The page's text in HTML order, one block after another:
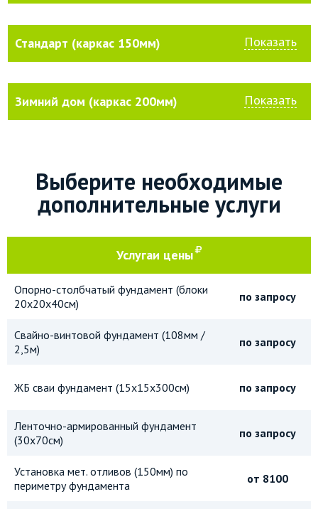
Стандарт (каркас 150мм) Показать
Зимний дом (каркас 200мм) Показать
Выберите необходимые
дополнительные услуги
Услугаи цены
Опорно-столбчатый фундамент (блоки
20х20х40см)
по запросу
Свайно-винтовой фундамент (108мм /
2,5м)
по запросу
ЖБ сваи фундамент (15х15х300см) по запросу
Ленточно-армированный фундамент
(30х70см)
по запросу
Установка мет. отливов (150мм) по
периметру фундамента
от 8100